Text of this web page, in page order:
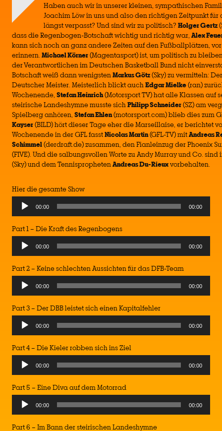
Haben auch wir in unserer kleinen, sympathischen
Joachim Löw in uns und also den richtigen Zeitpunkt für
längst verpasst? Und sind wir zu politisch? Holger Gertz
dass die Regenbogen-Botschaft wichtig und richtig war, Alex
kann sich noch an ganz andere Zeiten auf den Fußballplätzen,
erinnern.Michael Körner(Magentasport) ist, um politisch zu
der Verantwortlichen im Deutschen Basketball Bund nicht
Botschaft weiß dann wenigstenMarkus Götz(Sky) zu vermitteln:
Deutscher Meister. Meisterlich blickt auchEdgar Mielke(ran)
Wochenende, Stefan Heinrich(Motorsport TV) hat alle Klassen auf
steirische Landeshymne musste sichPhilipp Schneider(SZ) am
Spielberg anhören, Stefan Ehlen(motorsport.com) blieb dies zum
Kayser(BILD) hört dieser Tage eher die Marseillaise, er berichtet
Wochenende in der GFL fasstNicolas Martin(GFL-TV) mitAndreas
Schimmel(derdraft.de) zusammen, den Fianleinzug der Phoenix
(FIVE). Und die salbungsvollen Worte zu Andy Murray und Co.
(Sky) und dem TennisprophetenAndreas Du-Rieuxvorbehalten.
Hier die gesamte Show
Audio
Player
00:00 00:00
Part 1 – Die Kraft des Regenbogens
Audio
Player
00:00 00:00
Part 2 – Keine schlechten Aussichten für das DFB-Team
Audio
Player
00:00 00:00
Part 3 – Der DBB leistet sich einen Kapitalfehler
Audio
Player
00:00 00:00
Part 4 – Die Kieler robben sich ins Ziel
Audio
Player
00:00 00:00
Part 5 – Eine Diva auf dem Motorrad
Audio
Player
00:00 00:00
Part 6 – Im Bann der steirischen Landeshymne